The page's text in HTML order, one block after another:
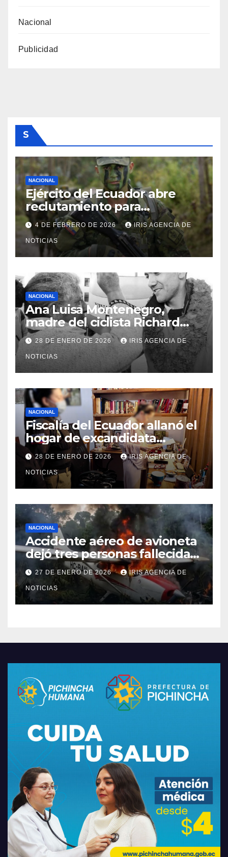
Nacional
Publicidad
S
NACIONAL
Ejército del Ecuador abre
reclutamiento para
bachilleres a partir de este
viernes 6 de febrero
4 DE FEBRERO DE 2026 IRIS AGENCIA DE
NOTICIAS
NACIONAL
Ana Luisa Montenegro,
madre del ciclista Richard
Carapaz falleció en Tulcán, a
los 73 años
28 DE ENERO DE 2026 IRIS AGENCIA DE
NOTICIAS
NACIONAL
Fiscalía del Ecuador allanó el
hogar de excandidata
presidencial vinculada al caso
Caja Chica
28 DE ENERO DE 2026 IRIS AGENCIA DE
NOTICIAS
NACIONAL
Accidente aéreo de avioneta
dejó tres personas fallecidas
en provincia de Morona
Santiago
27 DE ENERO DE 2026 IRIS AGENCIA DE
NOTICIAS